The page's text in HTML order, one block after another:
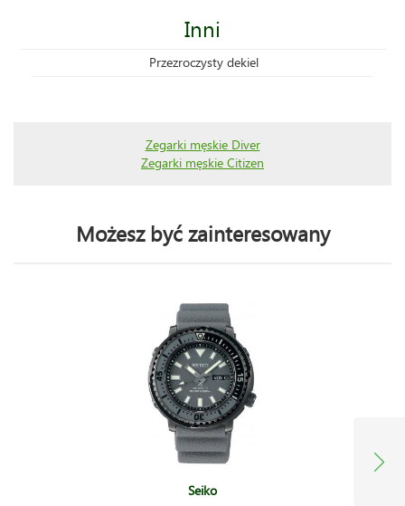
Inni
Przezroczysty dekiel
Zegarki męskie Diver
Zegarki męskie Citizen
Możesz być zainteresowany
Seiko